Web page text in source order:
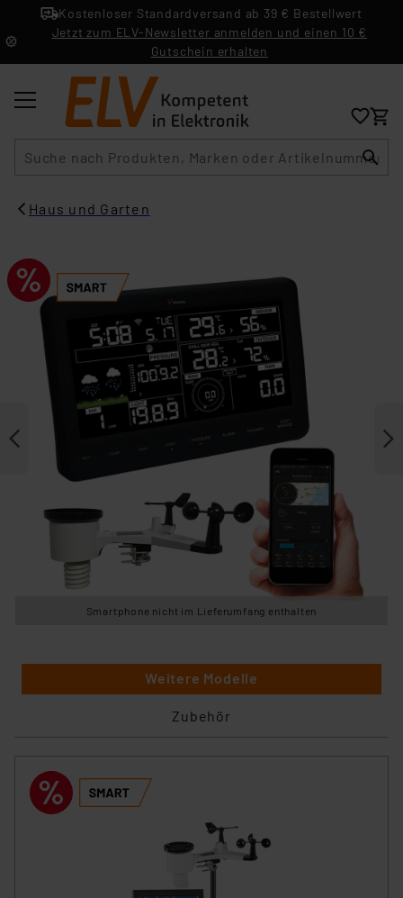
Kostenloser Standardversand ab 39 € Bestellwert
Jetzt zum ELV-Newsletter anmelden und einen 10 €
Gutschein erhalten
Haus und Garten​
Smartphone nicht im Lieferumfang enthalten
Weitere Modelle
Zubehör